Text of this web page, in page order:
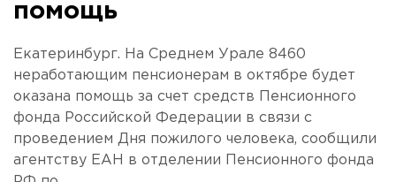
помощь
Екатеринбург. На Среднем Урале 8460
неработающим пенсионерам в октябре будет
оказана помощь за счет средств Пенсионного
фонда Российской Федерации в связи с
проведением Дня пожилого человека, сообщили
агентству ЕАН в отделении Пенсионного фонда